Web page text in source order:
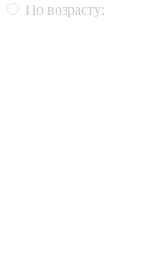
По возрасту: